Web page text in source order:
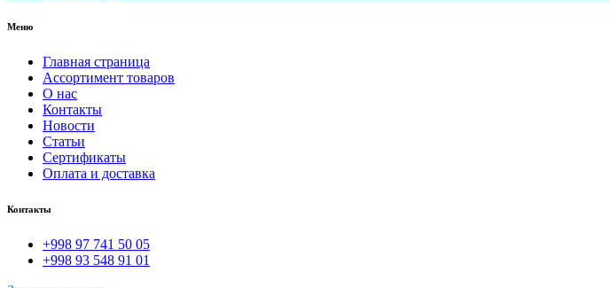
Меню
Главная страница
Ассортимент товаров
О нас
Контакты
Новости
Статьи
Сертификаты
Оплата и доставка
Контакты
+998 97 741 50 05
+998 93 548 91 01